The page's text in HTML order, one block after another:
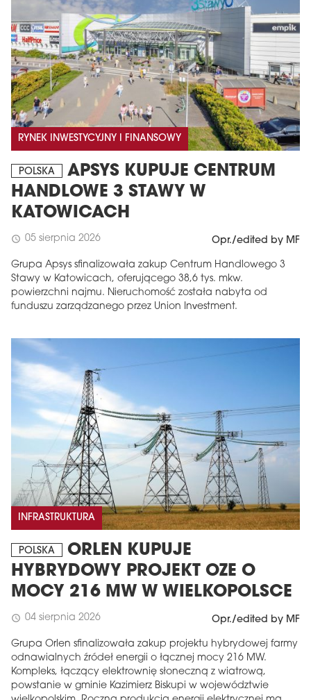
RYNEK INWESTYCYJNY I FINANSOWY
POLSKA
APSYS KUPUJE CENTRUM
HANDLOWE 3 STAWY W
KATOWICACH
schedule 05 sierpnia 2026 Opr./edited by MF
Grupa Apsys sfinalizowała zakup Centrum Handlowego 3
Stawy w Katowicach, oferującego 38,6 tys. mkw.
powierzchni najmu. Nieruchomość została nabyta od
funduszu zarządzanego przez Union Investment.
INFRASTRUKTURA
POLSKA
ORLEN KUPUJE
HYBRYDOWY PROJEKT OZE O
MOCY 216 MW W WIELKOPOLSCE
schedule 04 sierpnia 2026 Opr./edited by MF
Grupa Orlen sfinalizowała zakup projektu hybrydowej farmy
odnawialnych źródeł energii o łącznej mocy 216 MW.
Kompleks, łączący elektrownię słoneczną z wiatrową,
powstanie w gminie Kazimierz Biskupi w województwie